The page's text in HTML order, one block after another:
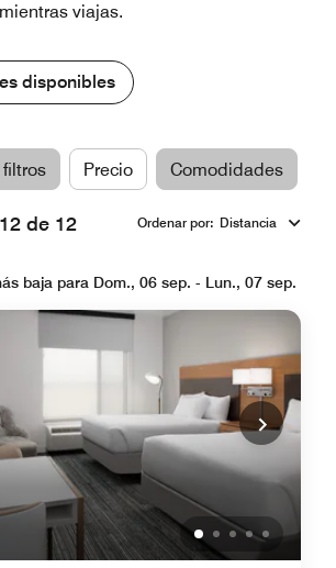
viajas.
disponibles
Precio Comodidades
de 12
Ordenar por: Distancia
baja para Dom., 06 sep. - Lun., 07 sep.